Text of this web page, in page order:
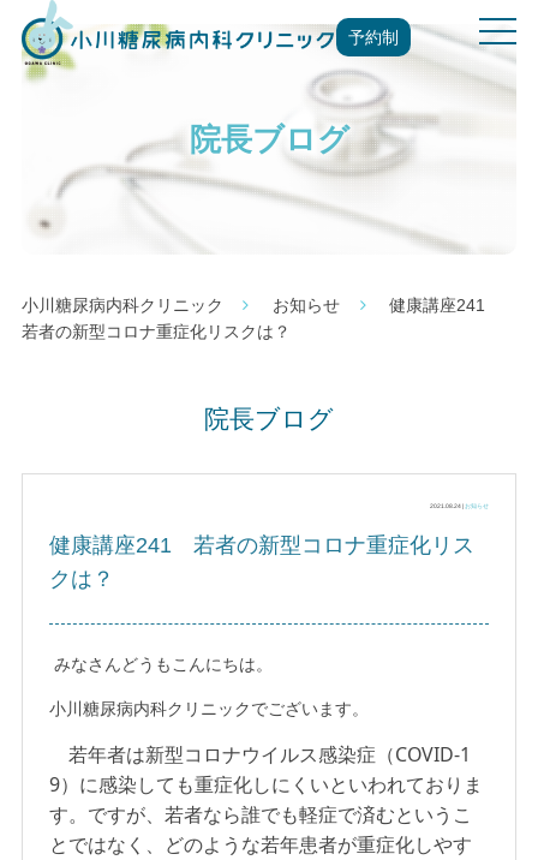
予約制
t
o
g
院長ブログ
小川糖尿病内科クリニック お知らせ
健康講座241
若者の新型コロナ重症化リスクは？
院長ブログ
2021.08.24 |お知らせ
健康講座241 若者の新型コロナ重症化リス
クは？
みなさんどうもこんにちは。
小川糖尿病内科クリニックでございます。
若年者は新型コロナウイルス感染症（COVID-1
9）に感染しても重症化しにくいといわれておりま
す。ですが、若者なら誰でも軽症で済むというこ
とではなく、どのような若年患者が重症化しやす